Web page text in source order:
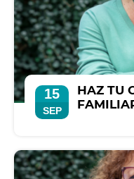
15
SEP
HAZ TU